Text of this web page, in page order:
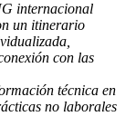
internacional
un itinerario
con las
técnica en
no laborales